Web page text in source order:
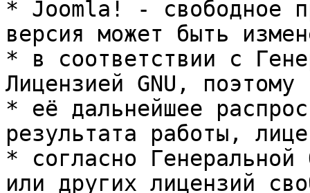
* Joomla! - свободное
версия может быть
* в соответствии с
Лицензией GNU, поэтому
* её дальнейшее
результата работы,
* согласно Генеральной
или других лицензий